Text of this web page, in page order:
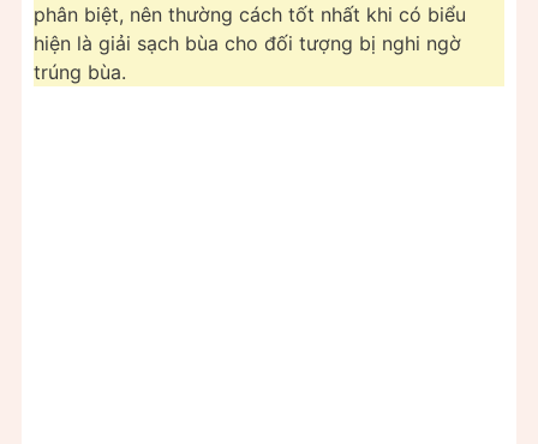
phân biệt, nên thường cách tốt nhất khi có biểu
hiện là giải sạch bùa cho đối tượng bị nghi ngờ
trúng bùa.